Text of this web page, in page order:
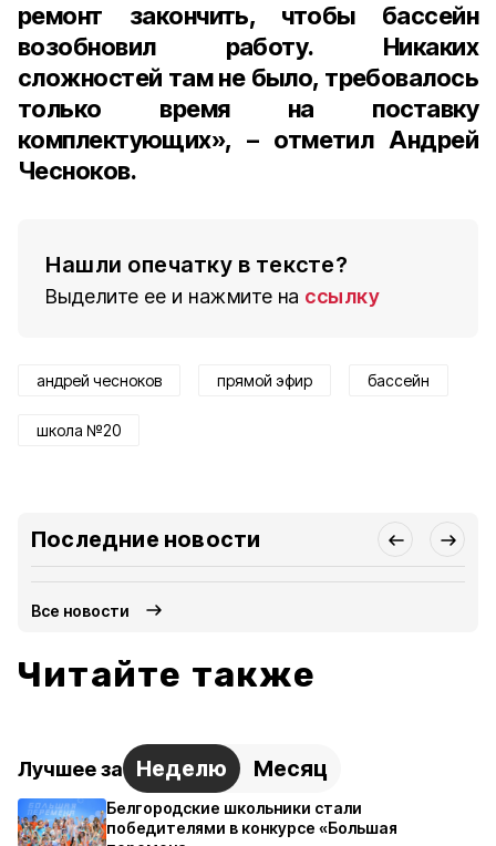
ремонт закончить, чтобы бассейн
возобновил работу. Никаких
сложностей там не было, требовалось
только время на поставку
комплектующих», – отметил Андрей
Чесноков.
Нашли опечатку в тексте?
Выделите ее и нажмите на ссылку
андрей чесноков прямой эфир бассейн
школа №20
Последние новости
Все новости
Читайте также
Лучшее за Неделю Месяц
Белгородские школьники стали
победителями в конкурсе «Большая